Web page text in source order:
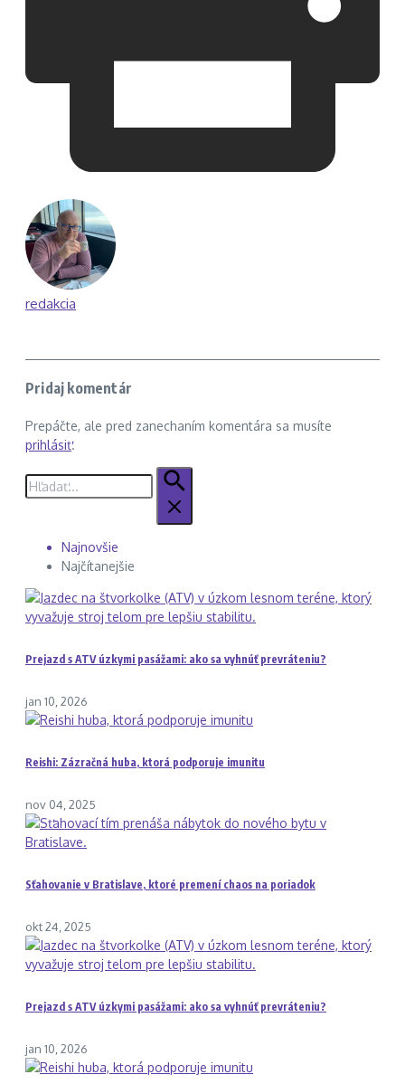
redakcia
Pridaj komentár
Prepáčte, ale pred zanechaním komentára sa musíte
prihlásiť.
Hľadať:
Najnovšie
Najčítanejšie
Prejazd s ATV úzkymi pasážami: ako sa vyhnúť prevráteniu?
jan 10, 2026
Reishi: Zázračná huba, ktorá podporuje imunitu
nov 04, 2025
Sťahovanie v Bratislave, ktoré premení chaos na poriadok
okt 24, 2025
Prejazd s ATV úzkymi pasážami: ako sa vyhnúť prevráteniu?
jan 10, 2026